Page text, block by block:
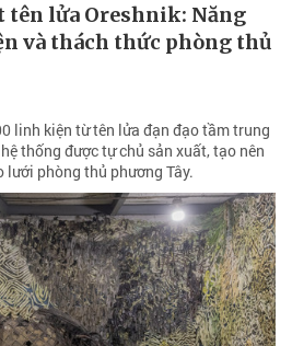
tên lửa Oreshnik: Năng
và thách thức phòng thủ
linh kiện từ tên lửa đạn đạo tầm trung
thống được tự chủ sản xuất, tạo nên
phòng thủ phương Tây.